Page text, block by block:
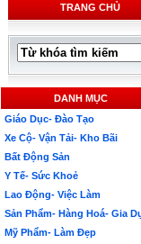
TRANG CHỦ
DANH MỤC
Giáo Dục- Đào Tạo
Xe Cộ- Vận Tải- Kho Bãi
Bất Động Sản
Y Tế- Sức Khoẻ
Lao Động- Việc Làm
Sản Phẩm- Hàng Hoá- Gia
Mỹ Phẩm- Làm Đẹp